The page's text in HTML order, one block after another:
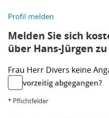
Profil melden
Melden Sie sich
über Hans-Jürgen
Frau Herr Divers keine
vorzeitig abgegangen?
* Pflichtfelder